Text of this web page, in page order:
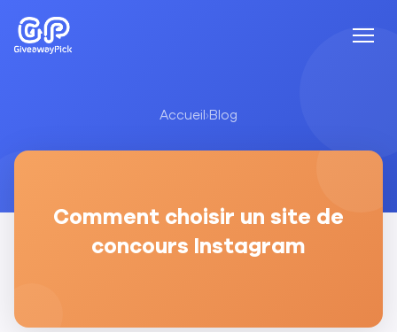
Accueil›Blog
Comment choisir un site de
concours Instagram